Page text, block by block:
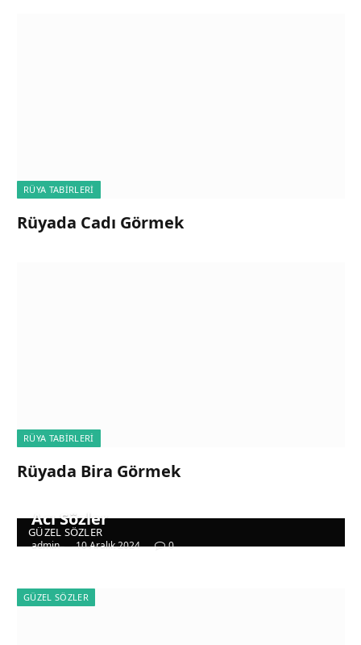
RÜYA TABIRLERI
Rüyada Cadı Görmek
RÜYA TABIRLERI
Rüyada Bira Görmek
GÜZEL SÖZLER
Acı Sözler
admin 10 Aralık 2024 0
GÜZEL SÖZLER